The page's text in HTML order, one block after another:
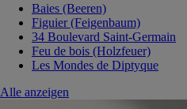
Baies (Beeren)
Figuier (Feigenbaum)
34 Boulevard Saint-Germain
Feu de bois (Holzfeuer)
Les Mondes de Diptyque
Alle anzeigen